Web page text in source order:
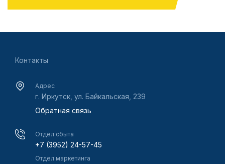
Контакты
Адрес
г. Иркутск, ул. Байкальская, 239
Обратная связь
Отдел сбыта
+7 (3952) 24-57-45
Отдел маркетинга